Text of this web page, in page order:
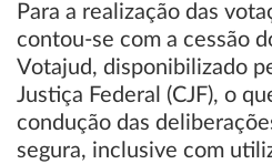
Para a realização das
contou-se com a cessão
Votajud, disponibilizado
Justiça Federal (CJF), o
condução das
segura, inclusive com